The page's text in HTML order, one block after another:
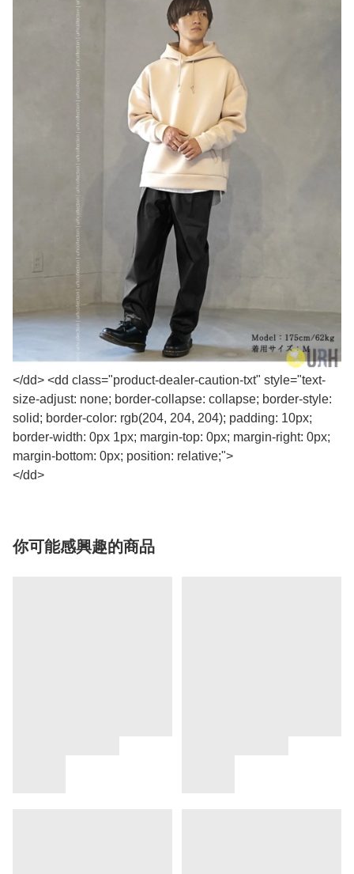
</dd> <dd class="product-dealer-caution-txt" style="text-
size-adjust: none; border-collapse: collapse; border-style:
solid; border-color: rgb(204, 204, 204); padding: 10px;
border-width: 0px 1px; margin-top: 0px; margin-right: 0px;
margin-bottom: 0px; position: relative;">
</dd>
你可能感興趣的商品